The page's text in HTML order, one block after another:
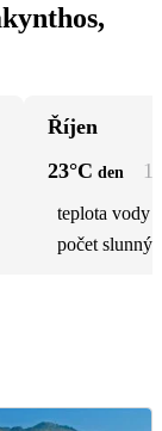
Říjen
23°C den
teplota vody
počet